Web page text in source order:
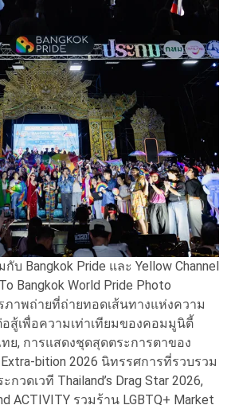
บ Bangkok Pride และ Yellow Channel
Bangkok World Pride Photo
ภาพถ่ายที่ถ่ายทอดเส้นทางแห่งความ
สู้เพื่อความเท่าเทียมของคอมมูนิตี้
ทย, การแสดงชุดสุดตระการตาของ
Extra-bition 2026 นิทรรศการที่รวบรวม
วดเวที Thailand’s Drag Star 2026,
ACTIVITY รวมร้าน LGBTQ+ Market